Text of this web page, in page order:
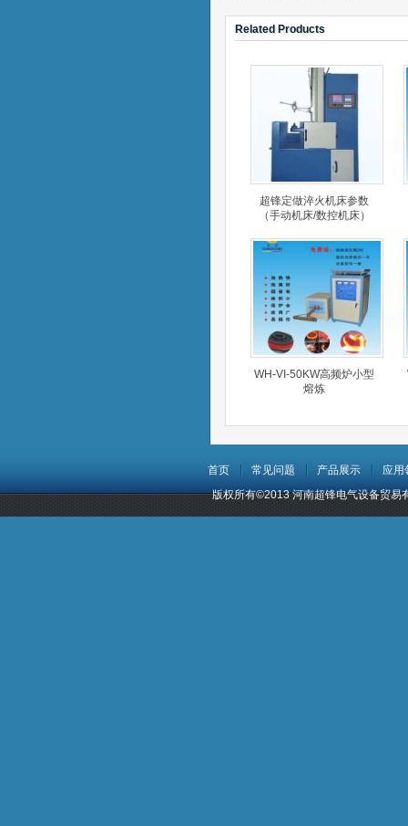
Related Products
超锋定做淬火机床参数
（手动机床/数控机床）
WH-VI-50KW高频炉小型
熔炼
首页 常见问题 产品展示
应用
版权所有©2013 河南超锋电气设备贸易